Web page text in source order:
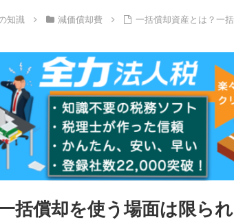
知識 減価償却費
一括償却資産とは？一
括償却を使う場面は限ら